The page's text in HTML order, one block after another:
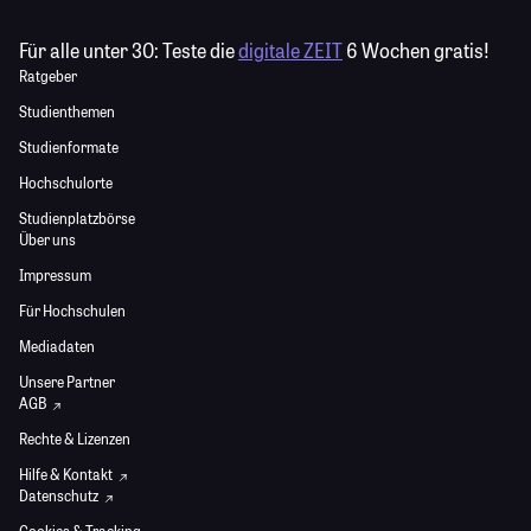
Für alle unter 30:Teste diedigitale ZEIT6 Wochen gratis!
Ratgeber
Studienthemen
Studienformate
Hochschulorte
Studienplatzbörse
Über uns
Impressum
Für Hochschulen
Mediadaten
Unsere Partner
AGB
Rechte & Lizenzen
Hilfe & Kontakt
Datenschutz